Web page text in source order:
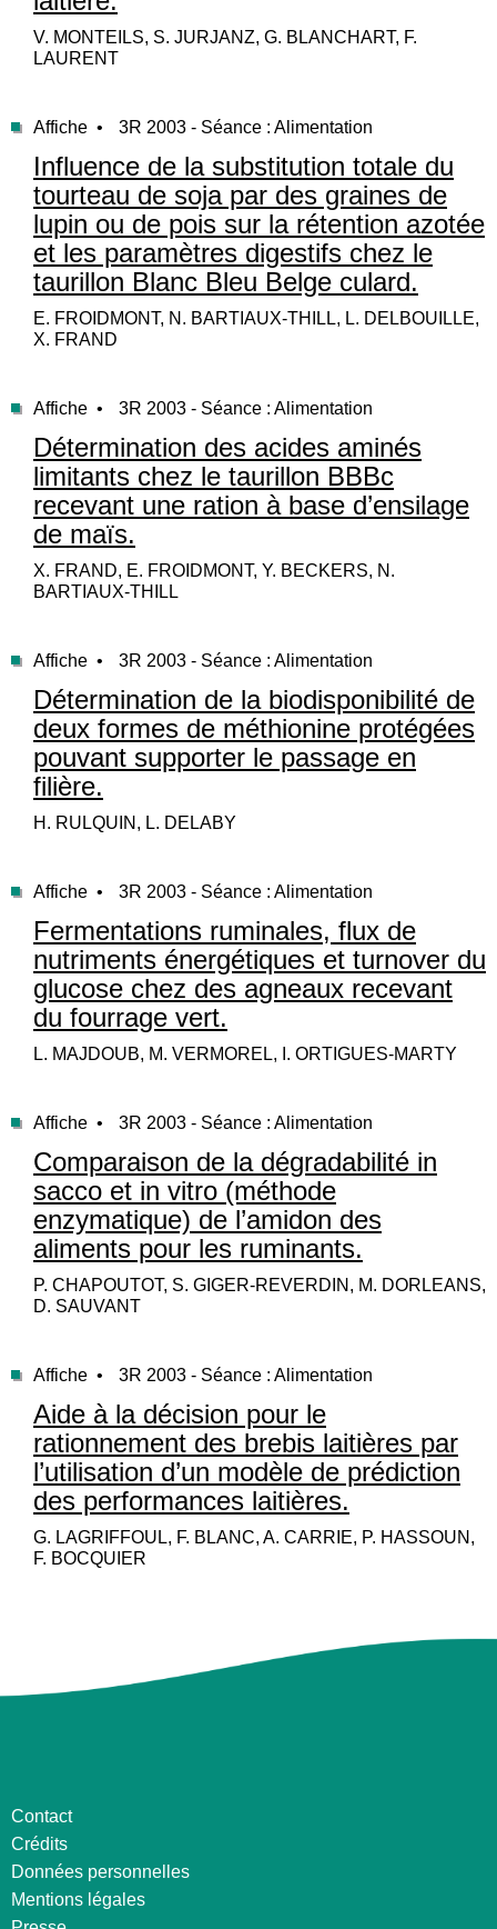
V. MONTEILS, S. JURJANZ, G. BLANCHART, F.
LAURENT
Affiche • 3R 2003 - Séance : Alimentation
Influence de la substitution totale du
tourteau de soja par des graines de
lupin ou de pois sur la rétention azotée
et les paramètres digestifs chez le
taurillon Blanc Bleu Belge culard.
E. FROIDMONT, N. BARTIAUX-THILL, L. DELBOUILLE,
X. FRAND
Affiche • 3R 2003 - Séance : Alimentation
Détermination des acides aminés
limitants chez le taurillon BBBc
recevant une ration à base d’ensilage
de maïs.
X. FRAND, E. FROIDMONT, Y. BECKERS, N.
BARTIAUX-THILL
Affiche • 3R 2003 - Séance : Alimentation
Détermination de la biodisponibilité de
deux formes de méthionine protégées
pouvant supporter le passage en
filière.
H. RULQUIN, L. DELABY
Affiche • 3R 2003 - Séance : Alimentation
Fermentations ruminales, flux de
nutriments énergétiques et turnover du
glucose chez des agneaux recevant
du fourrage vert.
L. MAJDOUB, M. VERMOREL, I. ORTIGUES-MARTY
Affiche • 3R 2003 - Séance : Alimentation
Comparaison de la dégradabilité in
sacco et in vitro (méthode
enzymatique) de l’amidon des
aliments pour les ruminants.
P. CHAPOUTOT, S. GIGER-REVERDIN, M. DORLEANS,
D. SAUVANT
Affiche • 3R 2003 - Séance : Alimentation
Aide à la décision pour le
rationnement des brebis laitières par
l’utilisation d’un modèle de prédiction
des performances laitières.
G. LAGRIFFOUL, F. BLANC, A. CARRIE, P. HASSOUN,
F. BOCQUIER
Contact
Crédits
Données personnelles
Mentions légales